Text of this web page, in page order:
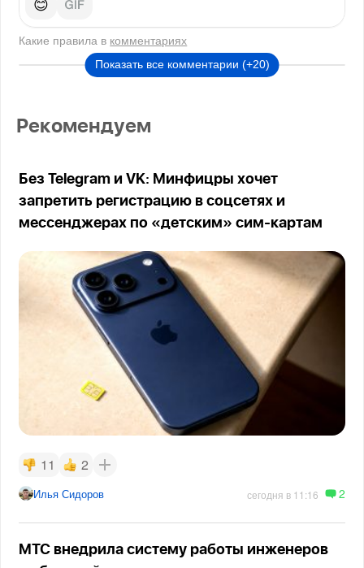
😊
Какие правила в комментариях
Показать все комментарии (+20)
Рекомендуем
Без Telegram и VK: Минфицры хочет
запретить регистрацию в соцсетях и
мессенджерах по «детским» сим-картам
11 2
Илья Сидоров сегодня в 11:16 2
МТС внедрила систему работы инженеров